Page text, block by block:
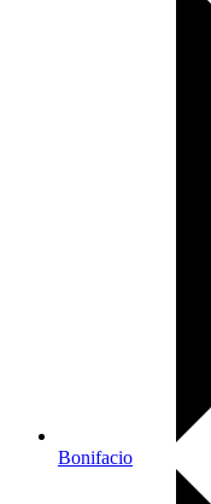
Bonifacio